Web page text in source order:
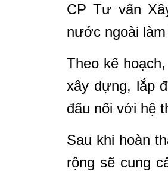
CP Tư vấn
nước ngoài
Theo kế
xây dựng, lắp
đấu nối với hệ
Sau khi hoàn
rộng sẽ cung